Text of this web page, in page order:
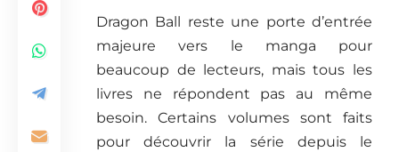
Dragon Ball reste une porte d’entrée
majeure vers le manga pour
beaucoup de lecteurs, mais tous les
livres ne répondent pas au même
besoin. Certains volumes sont faits
pour découvrir la série depuis le